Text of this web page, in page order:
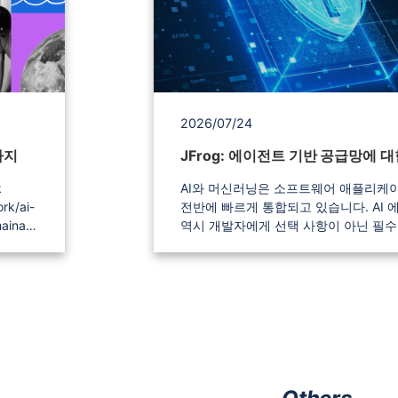
바로
양한
있
무
hub/
cata
는 신규 고객을 위한 특별한 혜택을 놓
요. 혜택 내용: 다년 계약 진행 시 최대 20% 할인
적용 대상: Sonatype Nexus를 사용 중
JFrog 도입을 고려 중인 기업 프로모션 기간:
2026년 한정 (구매 건에 한함) Point: 놓치면 다시
인 비용으로 최상의 개발 보안 환경을
이유 JFrog Artifactory는 다양한 패키지와 바이
너리를 통합 관리하는 범용 아티팩트
이며, JFrog Platform의 보안·배포 기
소프트웨어 공급망 전반의 관리 수준을
있습니다. 폭넓은 개발 생태계 통합 Maven, npm,
Docker, PyPI, NuGet, Helm, Conan,
2026/07/24
AI와 머신러닝은 소프트웨어 애플리케
전반에 빠르게 통합되고 있습니다. AI
역시 개발자에게 선택 사항이 아닌 필
해 AI 지원 개발과 AI 자산을 적극적으
은 AI를 빠르게 도입해 혁신과 생산성